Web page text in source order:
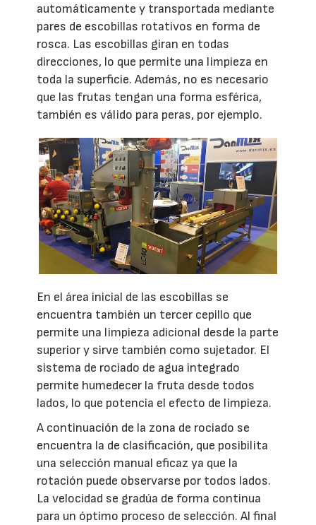
automáticamente y transportada mediante
pares de escobillas rotativos en forma de
rosca. Las escobillas giran en todas
direcciones, lo que permite una limpieza en
toda la superficie. Además, no es necesario
que las frutas tengan una forma esférica,
también es válido para peras, por ejemplo.
En el área inicial de las escobillas se
encuentra también un tercer cepillo que
permite una limpieza adicional desde la parte
superior y sirve también como sujetador. El
sistema de rociado de agua integrado
permite humedecer la fruta desde todos
lados, lo que potencia el efecto de limpieza.
A continuación de la zona de rociado se
encuentra la de clasificación, que posibilita
una selección manual eficaz ya que la
rotación puede observarse por todos lados.
La velocidad se gradúa de forma continua
para un óptimo proceso de selección. Al final